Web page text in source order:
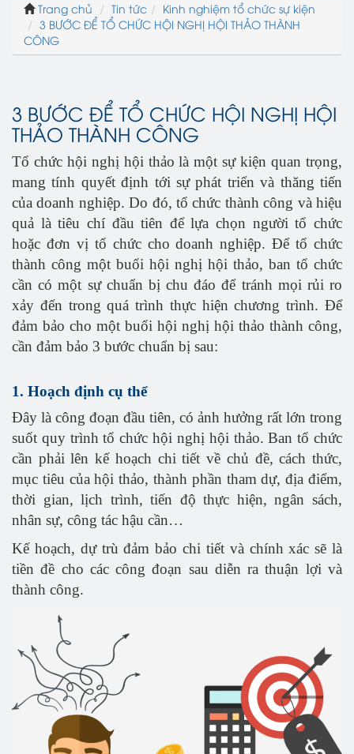
Trang chủ Tin tức
Kinh nghiệm tổ chức sự kiện
3 BƯỚC ĐỂ TỔ CHỨC HỘI NGHỊ HỘI THẢO THÀNH
CÔNG
3 BƯỚC ĐỂ TỔ CHỨC HỘI NGHỊ HỘI
THẢO THÀNH CÔNG
Tổ chức hội nghị hội thảo là một sự kiện quan trọng,
mang tính quyết định tới sự phát triển và thăng tiến
của doanh nghiệp. Do đó, tổ chức thành công và hiệu
quả là tiêu chí đầu tiên để lựa chọn người tổ chức
hoặc đơn vị tổ chức cho doanh nghiệp. Để tổ chức
thành công một buổi hội nghị hội thảo, ban tổ chức
cần có một sự chuẩn bị chu đáo để tránh mọi rủi ro
xảy đến trong quá trình thực hiện chương trình. Để
đảm bảo cho một buổi hội nghị hội thảo thành công,
cần đảm bảo 3 bước chuẩn bị sau:
1. Hoạch định cụ thể
Đây là công đoạn đầu tiên, có ảnh hưởng rất lớn trong
suốt quy trình tổ chức hội nghị hội thảo. Ban tổ chức
cần phải lên kế hoạch chi tiết về chủ đề, cách thức,
mục tiêu của hội thảo, thành phần tham dự, địa điểm,
thời gian, lịch trình, tiến độ thực hiện, ngân sách,
nhân sự, công tác hậu cần…
Kế hoạch, dự trù đảm bảo chi tiết và chính xác sẽ là
tiền đề cho các công đoạn sau diễn ra thuận lợi và
thành công.